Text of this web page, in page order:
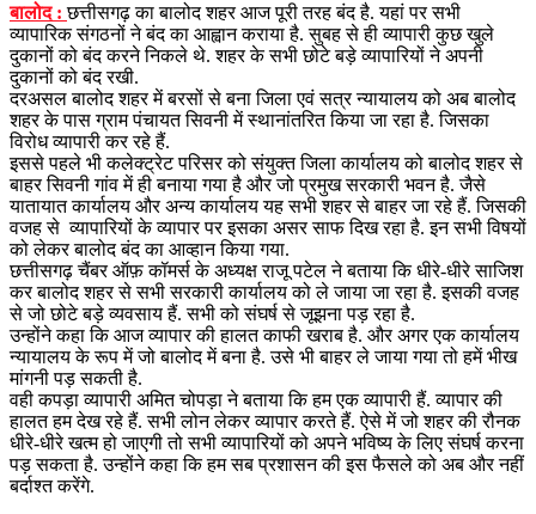
बालोद : छत्तीसगढ़ का बालोद शहर आज पूरी तरह बंद है. यहां पर सभी
व्यापारिक संगठनों ने बंद का आह्वान कराया है. सुबह से ही व्यापारी कुछ खुले
दुकानों को बंद करने निकले थे. शहर के सभी छोटे बड़े व्यापारियों ने अपनी
दुकानों को बंद रखी.
दरअसल बालोद शहर में बरसों से बना जिला एवं सत्र न्यायालय को अब बालोद
शहर के पास ग्राम पंचायत सिवनी में स्थानांतरित किया जा रहा है. जिसका
विरोध व्यापारी कर रहे हैं.
इससे पहले भी कलेक्ट्रेट परिसर को संयुक्त जिला कार्यालय को बालोद शहर से
बाहर सिवनी गांव में ही बनाया गया है और जो प्रमुख सरकारी भवन है. जैसे
यातायात कार्यालय और अन्य कार्यालय यह सभी शहर से बाहर जा रहे हैं. जिसकी
वजह से व्यापारियों के व्यापार पर इसका असर साफ दिख रहा है. इन सभी विषयों
को लेकर बालोद बंद का आव्हान किया गया.
छत्तीसगढ़ चैंबर ऑफ़ कॉमर्स के अध्यक्ष राजू पटेल ने बताया कि धीरे-धीरे साजिश
कर बालोद शहर से सभी सरकारी कार्यालय को ले जाया जा रहा है. इसकी वजह
से जो छोटे बड़े व्यवसाय हैं. सभी को संघर्ष से जूझना पड़ रहा है.
उन्होंने कहा कि आज व्यापार की हालत काफी खराब है. और अगर एक कार्यालय
न्यायालय के रूप में जो बालोद में बना है. उसे भी बाहर ले जाया गया तो हमें भीख
मांगनी पड़ सकती है.
वही कपड़ा व्यापारी अमित चोपड़ा ने बताया कि हम एक व्यापारी हैं. व्यापार की
हालत हम देख रहे हैं. सभी लोन लेकर व्यापार करते हैं. ऐसे में जो शहर की रौनक
धीरे-धीरे खत्म हो जाएगी तो सभी व्यापारियों को अपने भविष्य के लिए संघर्ष करना
पड़ सकता है. उन्होंने कहा कि हम सब प्रशासन की इस फैसले को अब और नहीं
बर्दाश्त करेंगे.